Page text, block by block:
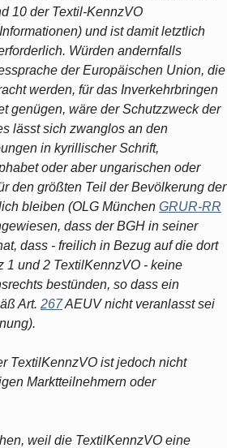
10 der Textil-KennzVO
und ist damit letztlich
Würden andernfalls
der Europäischen Union, die
werden, für das Inverkehrbringen
genügen, wäre der Schutzzweck der
lässt sich zwanglos an den
in kyrillischer Schrift,
oder aber ungarischen oder
den größten Teil der Bevölkerung der
bleiben (OLG München GRUR-RR
dass der BGH in seiner
dass - freilich in Bezug auf die dort
1 und 2 TextilKennzVO - keine
bestünden, so dass ein
Art. 267AEUV nicht veranlasst sei
TextilKennzVO ist jedoch nicht
Marktteilnehmern oder
weil die TextilKennzVO eine